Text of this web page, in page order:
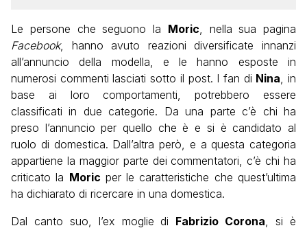
Le persone che seguono la Moric, nella sua pagina
Facebook, hanno avuto reazioni diversificate innanzi
all’annuncio della modella, e le hanno esposte in
numerosi commenti lasciati sotto il post. I fan di Nina, in
base ai loro comportamenti, potrebbero essere
classificati in due categorie. Da una parte c’è chi ha
preso l’annuncio per quello che è e si è candidato al
ruolo di domestica. Dall’altra però, e a questa categoria
appartiene la maggior parte dei commentatori, c’è chi ha
criticato la Moric per le caratteristiche che quest’ultima
ha dichiarato di ricercare in una domestica.
Dal canto suo, l’ex moglie di Fabrizio Corona, si è